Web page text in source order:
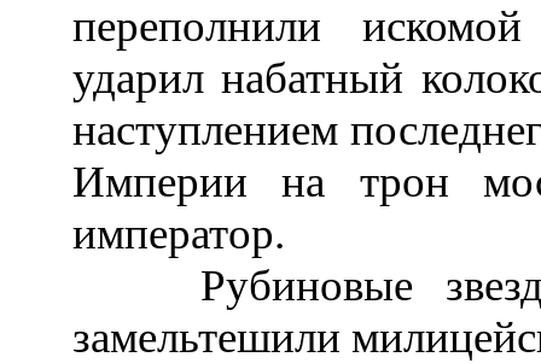
переполнили
ударил набатный
наступлением
Империи на трон
император.
Рубиновые
замельтешили